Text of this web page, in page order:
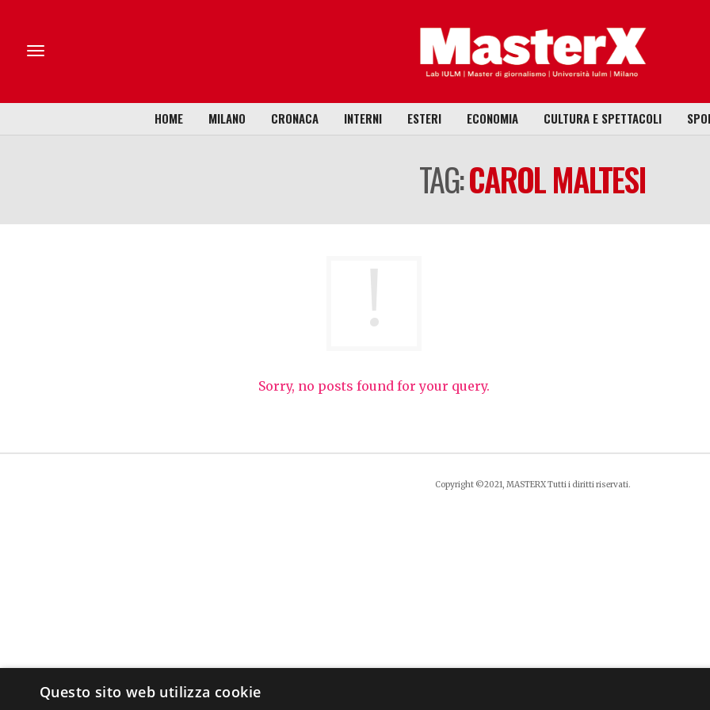
HOME MILANO CRONACA INTERNI ESTERI ECONOMIA CULTURA E SPETTACOLI
TAG:CAROL MALTESI
Sorry, no posts found for your query.
Copyright ©2021, MASTERX Tutti i diritti riservati.
Questo sito web utilizza cookie